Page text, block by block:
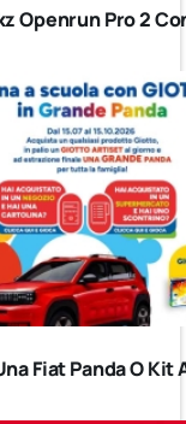
Openrun Pro 2
Fiat Panda O